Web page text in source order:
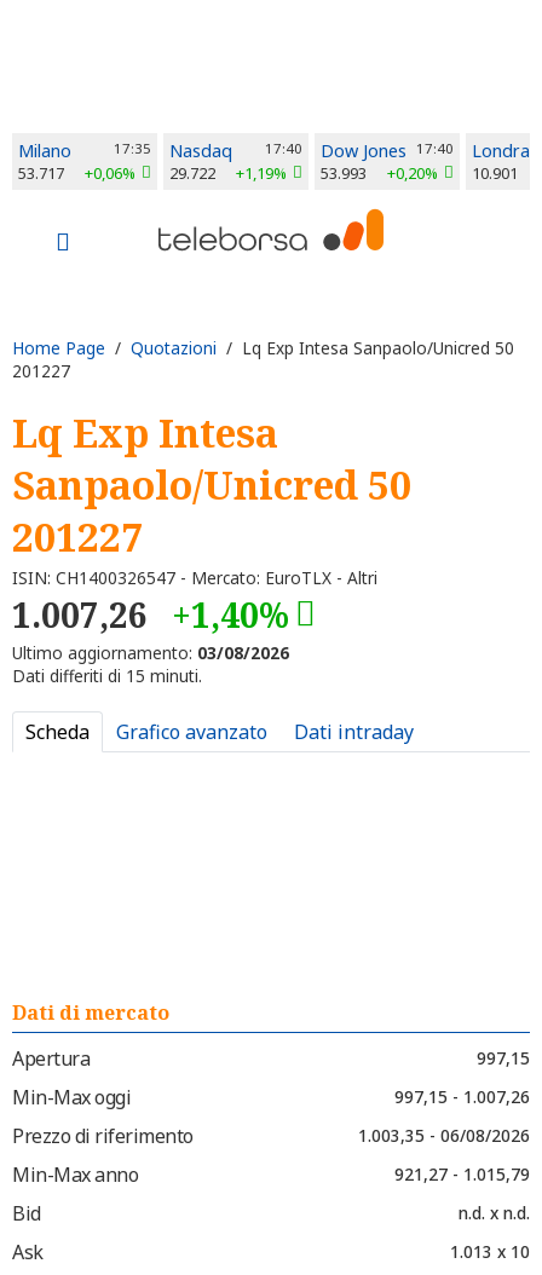
Milano 17:35
53.717 +0,06%
Nasdaq 17:40
29.722 +1,19%
Dow Jones 17:40
53.993 +0,20%
Londra
10.901
Home Page / Quotazioni / Lq Exp Intesa Sanpaolo/Unicred 50
201227
Lq Exp Intesa
Sanpaolo/Unicred 50
201227
ISIN: CH1400326547 - Mercato: EuroTLX - Altri
1.007,26 +1,40%
Ultimo aggiornamento: 03/08/2026
Dati differiti di 15 minuti.
Scheda Grafico avanzato Dati intraday
Dati di mercato
Apertura
997,15
Min-Max oggi 997,15 - 1.007,26
Prezzo di riferimento 1.003,35 - 06/08/2026
Min-Max anno 921,27 - 1.015,79
Bid n.d. x n.d.
Ask 1.013 x 10